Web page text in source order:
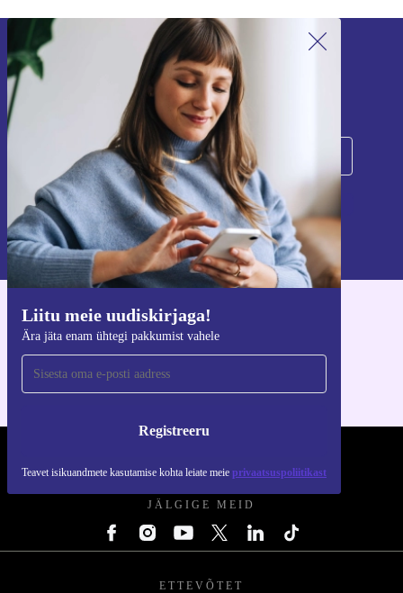
Liitu meie uudiskirjaga!
Ära jäta enam ühtegi pakkumist vahele
Registreeru
Teavet isikuandmete kasutamise kohta leiate meie privaatsuspoliitikast
Liitu meie uudiskirjaga!
Ära jäta enam ühtegi pakkumist vahele.
Registreeru
Teavet isikuandmete kasutamise kohta leiate meie
privaatsuspoliitikast.
Hangi refurbed rakendus
iOS-i ja Androidi jaoks
JÄLGIGE MEID
ETTEVÕTET